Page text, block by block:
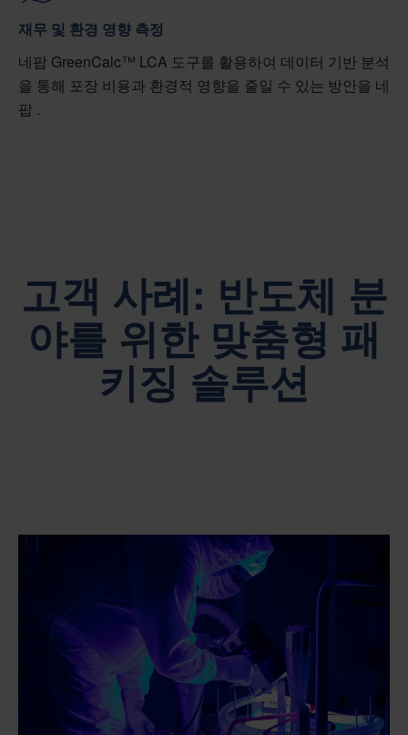
재무 및 환경 영향 측정
네팝 GreenCalc™ LCA 도구를 활용하여 데이터 기반 분석
을 통해 포장 비용과 환경적 영향을 줄일 수 있는 방안을 네
팝 .
고객 사례: 반도체 분
야를 위한 맞춤형 패
키징 솔루션